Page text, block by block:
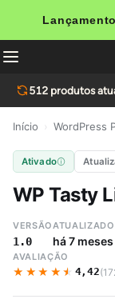
512 produtos
Início WordPress
Ativado
WP Tasty
VERSÃO
1.0
ATUALIZADO
há 7 meses
AVALIAÇÃO
★★★★★
★★★★★ 4,42